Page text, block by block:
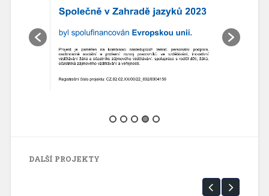
DALŠÍ PROJEKTY